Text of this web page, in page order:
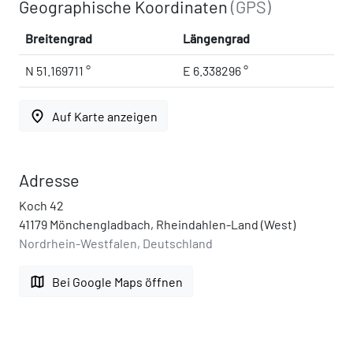
Geographische Koordinaten(GPS)
Breitengrad Längengrad
N 51.169711 ° E 6.338296 °
place Auf Karte anzeigen
Adresse
Koch 42
41179 Mönchengladbach, Rheindahlen-Land (West)
Nordrhein-Westfalen, Deutschland
map Bei Google Maps öffnen